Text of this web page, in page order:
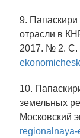
9.
отрасли в
2017. № 2. С.
10.
земельных
Московский